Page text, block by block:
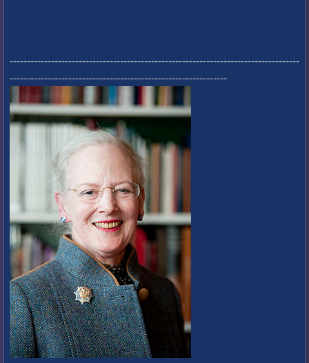
------------------------------------------------------------------------------------
---------------------------------------------------------------